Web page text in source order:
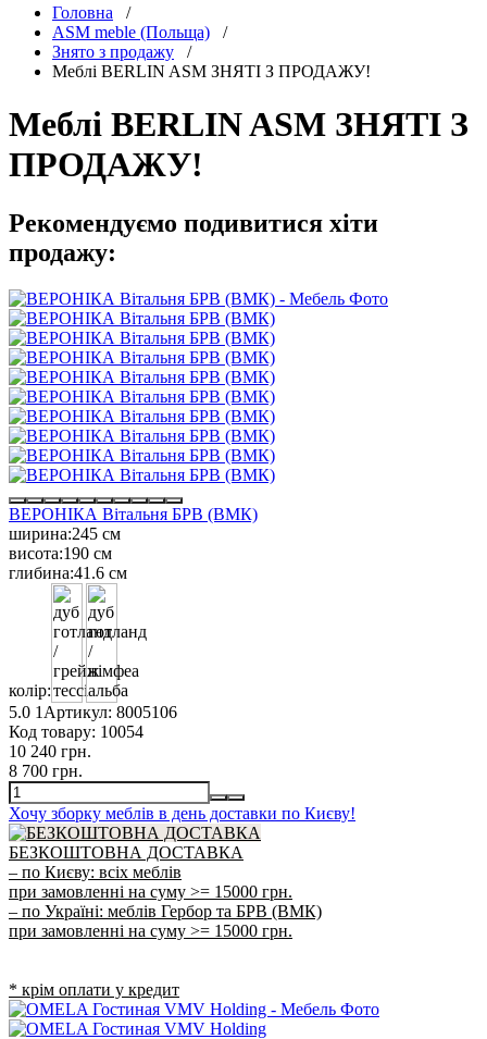
Головна /
ASM meble (Польща) /
Знято з продажу /
Меблi BERLIN ASM ЗНЯТІ З ПРОДАЖУ!
Меблi BERLIN ASM ЗНЯТІ З
ПРОДАЖУ!
Рекомендуємо подивитися хіти
продажу:
ВЕРОНІКА Вітальня БРВ (ВМК)
ширина:245 см
висота:190 см
глибина:41.6 см
колір:
5.0 1 Артикул: 8005106
Код товару: 10054
10 240 грн.
8 700 грн.
Хочу зборку меблів в день доставки по Києву!
БЕЗКОШТОВНА ДОСТАВКА
– по Києву: всіх меблів
при замовленні на суму >= 15000 грн.
– по Україні: меблів Гербор та БРВ (ВМК)
при замовленні на суму >= 15000 грн.
* крім оплати у кредит